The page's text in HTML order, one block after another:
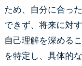
ため、自分に合っ
できず、将来に対
自己理解を深める
を特定し、具体的